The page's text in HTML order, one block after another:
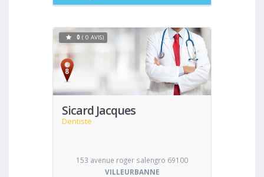
Sicard Jacques
Dentiste
Voir
0 ( 0 AVIS)
153 avenue roger salengro 69100
VILLEURBANNE